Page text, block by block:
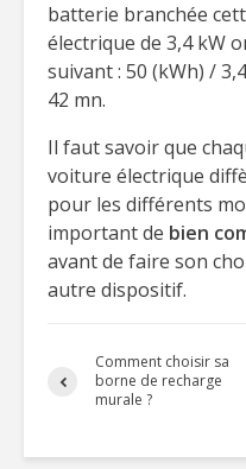
batterie branchée
électrique de 3,4 kW
suivant : 50 (kWh) /
42 mn.
Il faut savoir que
voiture électrique
pour les différents
important de bien
avant de faire son
autre dispositif.
Comment choisir sa
borne de recharge
murale ?